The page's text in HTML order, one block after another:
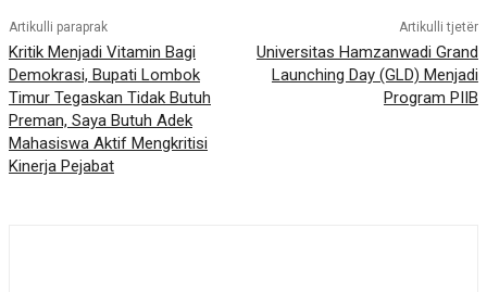
Artikulli paraprak
Kritik Menjadi Vitamin Bagi
Demokrasi, Bupati Lombok
Timur Tegaskan Tidak Butuh
Preman, Saya Butuh Adek
Mahasiswa Aktif Mengkritisi
Kinerja Pejabat
Artikulli tjetër
Universitas Hamzanwadi Grand
Launching Day (GLD) Menjadi
Program PIIB